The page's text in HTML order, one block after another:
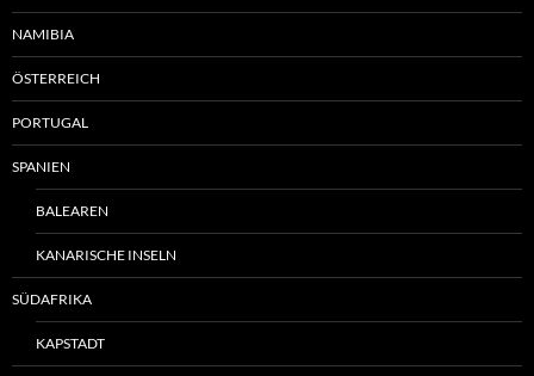
NAMIBIA
ÖSTERREICH
PORTUGAL
SPANIEN
BALEAREN
KANARISCHE INSELN
SÜDAFRIKA
KAPSTADT